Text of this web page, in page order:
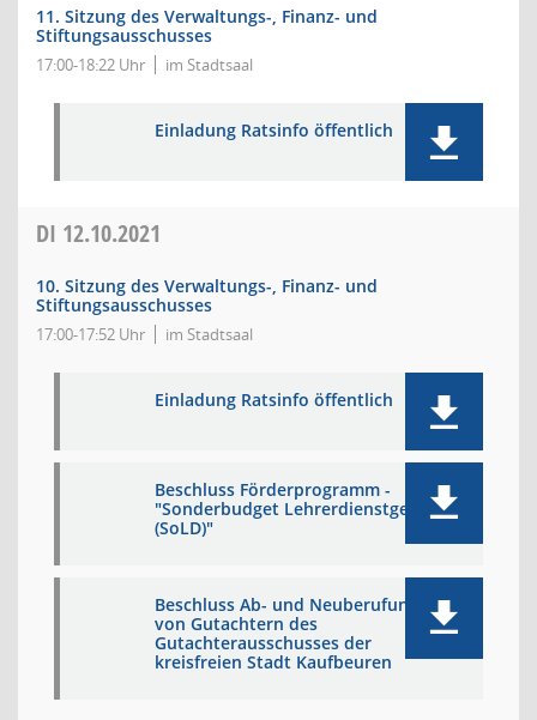
11. Sitzung des Verwaltungs-, Finanz- und
Stiftungsausschusses
17:00-18:22 Uhr im Stadtsaal
Einladung Ratsinfo öffentlich
DI 12.10.2021
10. Sitzung des Verwaltungs-, Finanz- und
Stiftungsausschusses
17:00-17:52 Uhr im Stadtsaal
Einladung Ratsinfo öffentlich
Beschluss Förderprogramm -
"Sonderbudget Lehrerdienstgeräte
(SoLD)"
Beschluss Ab- und Neuberufung
von Gutachtern des
Gutachterausschusses der
kreisfreien Stadt Kaufbeuren